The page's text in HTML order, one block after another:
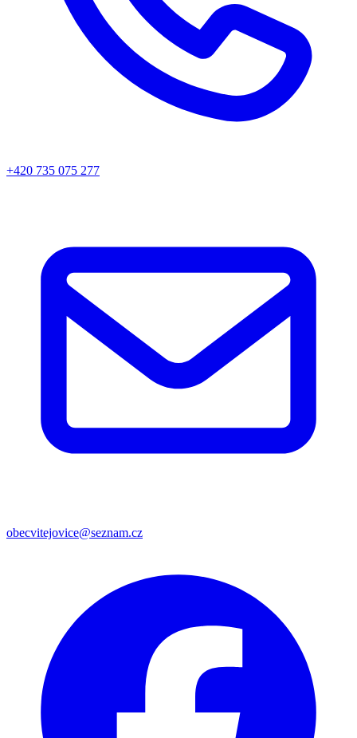
+420 735 075 277
obecvitejovice@seznam.cz